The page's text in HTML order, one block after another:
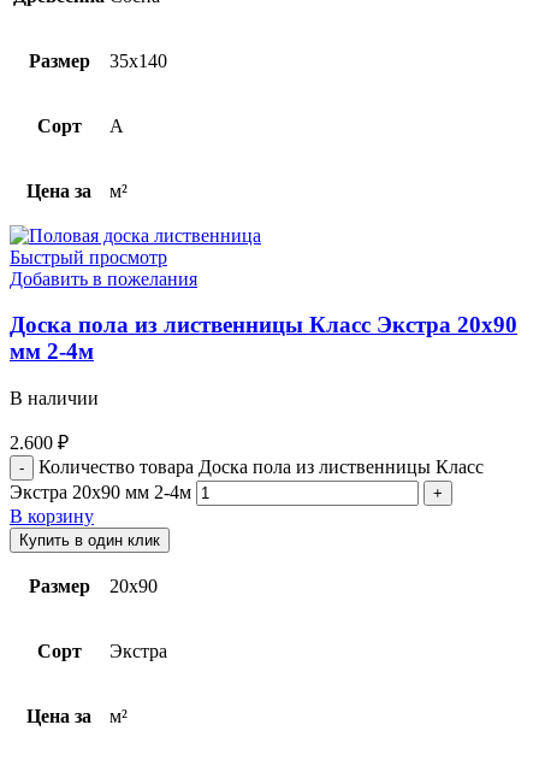
Размер 35х140
Сорт A
Цена за м²
Быстрый просмотр
Добавить в пожелания
Доска пола из лиственницы Класс Экстра 20х90
мм 2-4м
В наличии
2.600 ₽
Количество товара Доска пола из лиственницы Класс
Экстра 20х90 мм 2-4м
В корзину
Купить в один клик
Размер 20х90
Сорт Экстра
Цена за м²